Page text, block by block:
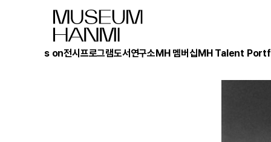
What's on전시 프로그램도서 연구소MH 멤버십MH Talent